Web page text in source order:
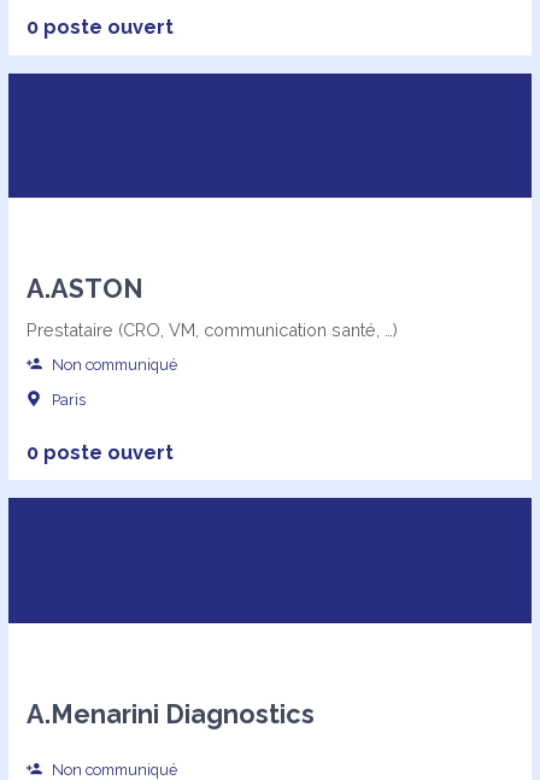
0 poste ouvert
A.ASTON
Prestataire (CRO, VM, communication santé, …)
Non communiqué
Paris
0 poste ouvert
A.Menarini Diagnostics
Non communiqué